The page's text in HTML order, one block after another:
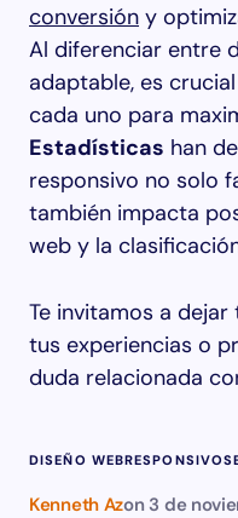
conversión y
Al diferenciar entre
adaptable, es
cada uno para
Estadísticas han
responsivo no solo
también impacta
web y la
Te invitamos a
tus experiencias o
duda relacionada
DISEÑO WEBRESPONSIVO
Kenneth Azon 3 de